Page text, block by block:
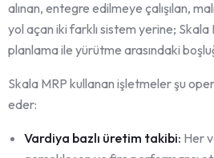
alınan, entegre edilmeye çalışılan,
yol açan iki farklı sistem yerine; Skala
planlama ile yürütme arasındaki
Skala MRP kullanan işletmeler şu
eder:
Vardiya bazlı üretim takibi: Her